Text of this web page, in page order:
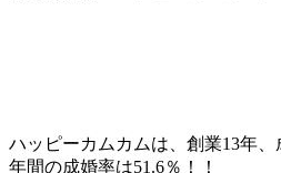
ハッピーカムカムは、創業13年、
年間の成婚率は51.6％！！